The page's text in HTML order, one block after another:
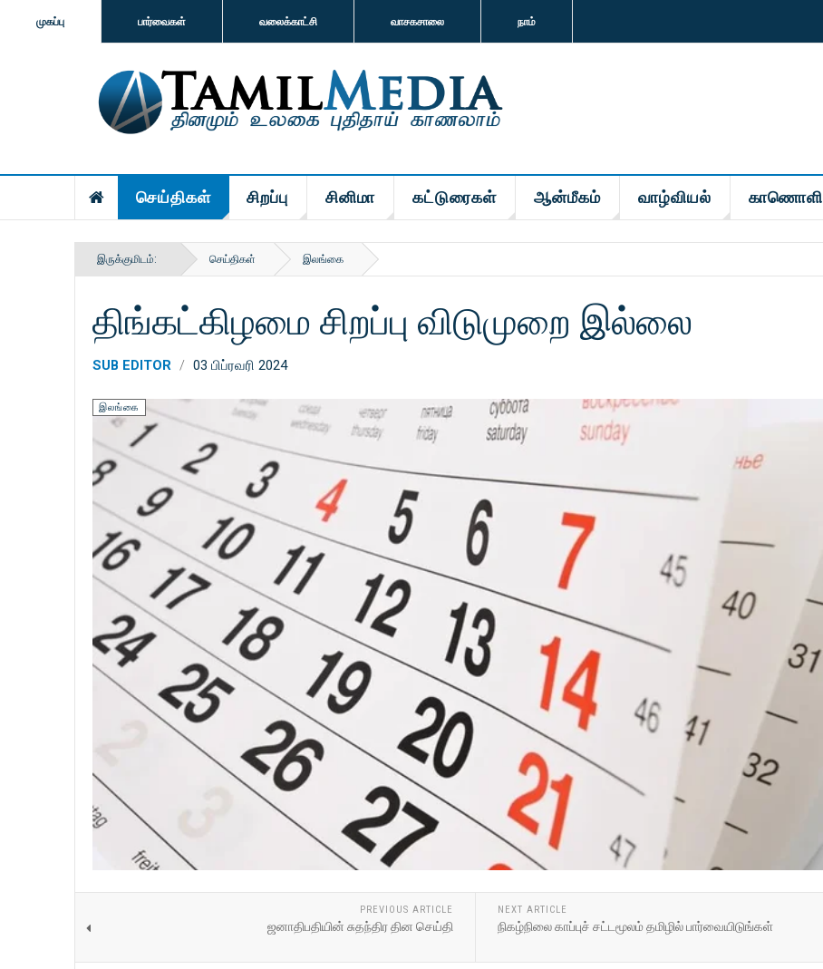
முகப்பு பார்வைகள் வலைக்காட்சி வாசகசாலை நாம்
செய்திகள் சிறப்பு சினிமா கட்டுரைகள் ஆன்மீகம் வாழ்வியல் காணொளி
இருக்குமிடம்: செய்திகள் இலங்கை
திங்கட்கிழமை சிறப்பு விடுமுறை இல்லை
SUB EDITOR 03 பிப்ரவரி 2024
இலங்கை
PREVIOUS ARTICLE
ஜனாதிபதியின் சுதந்திர தின செய்தி
NEXT ARTICLE
நிகழ்நிலை காப்புச் சட்டமூலம் தமிழில் பார்வையிடுங்கள்